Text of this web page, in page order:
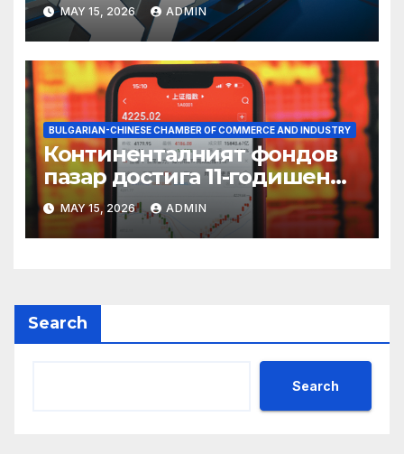
MAY 15, 2026 ADMIN
BULGARIAN-CHINESE CHAMBER OF COMMERCE AND INDUSTRY
Континенталният фондов
пазар достига 11-годишен
връх
MAY 15, 2026 ADMIN
Search
Search